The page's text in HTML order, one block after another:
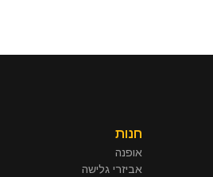
חנות
אופנה
אביזרי גלישה